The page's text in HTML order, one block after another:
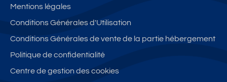
Mentions légales
Conditions Générales d'Utilisation
Conditions Générales de vente de la partie hébergement
Politique de confidentialité
Centre de gestion des cookies